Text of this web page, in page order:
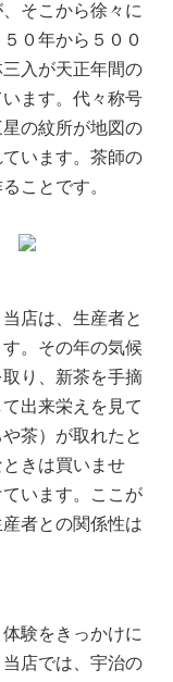
そこから徐々に
０年から５００
入が天正年間の
ます。代々称号
の紋所が地図の
います。茶師の
ことです。
店は、生産者と
。その年の気候
り、新茶を手摘
出来栄えを見て
茶）が取れたと
きは買いませ
います。ここが
者との関係性は
験をきっかけに
店では、宇治の